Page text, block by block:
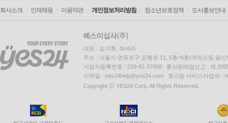
회사소개 인재채용 이용약관 개인정보처리방침 청소년보호정책 도서홍보안내
대표 : 김석환, 최세라
주소 : 서울시 영등포구 은행로 11, 5층~6층(여의도동,일신
사업자등록번호 : 229-81-37000 통신판매업신고 : 제
이메일 : yes24help@yes24.com 호스팅 서비스사업자 :
Copyright ⓒ YES24 Corp. All Rights Reserved.